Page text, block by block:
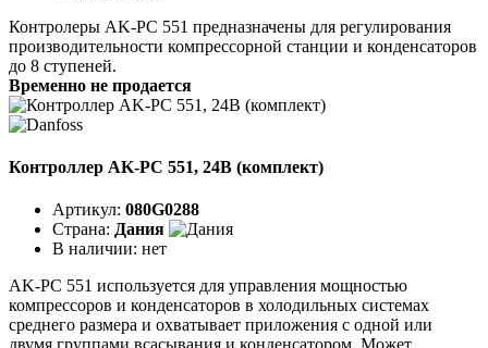
Контролеры AK-PC 551 предназначены для регулирования
производительности компрессорной станции и конденсаторов
до 8 ступеней.
Временно не продается
Контроллер AK-PC 551, 24В (комплект)
Артикул: 080G0288
Страна: Дания
В наличии: нет
AK-PC 551 используется для управления мощностью
компрессоров и конденсаторов в холодильных системах
среднего размера и охватывает приложения с одной или